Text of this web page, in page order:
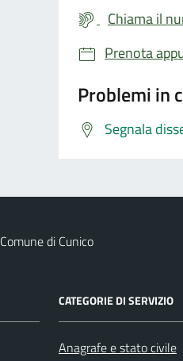
Chiama il
Prenota
Problemi in
Segnala
Comune di Cunico
CATEGORIE DI SERVIZIO
Anagrafe e stato civile